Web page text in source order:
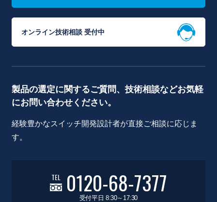
オンライン技術相談 受付中
製品の選定に関するご質問、技術相談などお気軽
にお問い合わせください。
経験豊かなスイッチ開発設計者が直接ご相談に応じま
す。
TEL 0120-68-7377
受付平日 8:30～17:30